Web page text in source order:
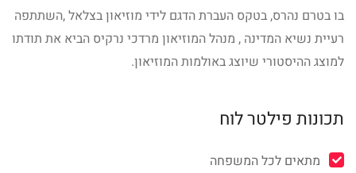
בו בטרם נהרס, בטקס העברת הדגם לידי מוזיאון בצלאל ,השתתפה
רעיית נשיא המדינה , מנהל המוזיאון מרדכי נרקיס הביא את תודתו
למוצג ההיסטורי שיוצג באולמות המוזיאון.
תכונות פילטר לוח
מתאים לכל המשפחה